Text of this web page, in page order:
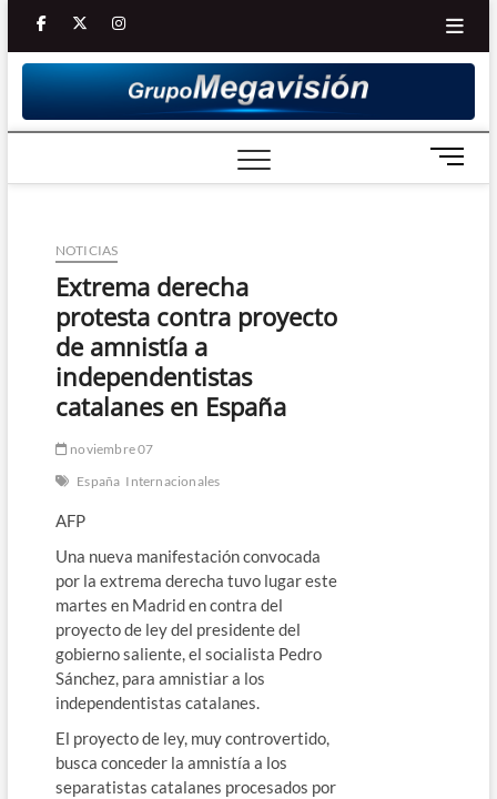
Saltar
contenido
facebooktwitter
Youtube
instagram
B
o
NOTICIAS
Extrema derecha
protesta contra proyecto
de amnistía a
independentistas
catalanes en España
noviembre 07
España Internacionales
AFP
Una nueva manifestación convocada
por la extrema derecha tuvo lugar este
martes en Madrid en contra del
proyecto de ley del presidente del
gobierno saliente, el socialista Pedro
Sánchez, para amnistiar a los
independentistas catalanes.
El proyecto de ley, muy controvertido,
busca conceder la amnistía a los
separatistas catalanes procesados por